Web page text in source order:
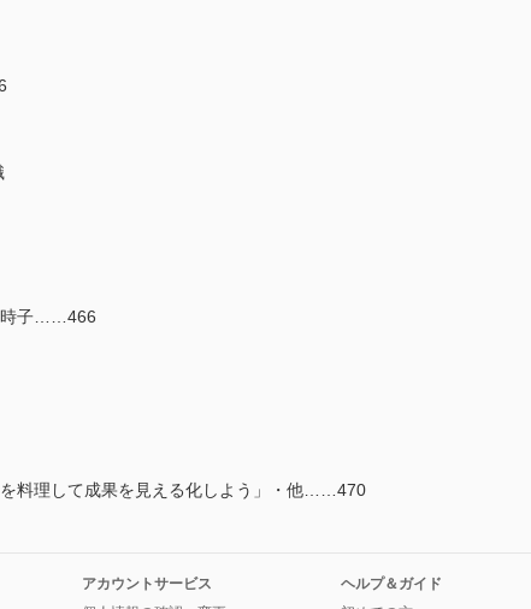
時子……466
料理して成果を見える化しよう」・他……470
アカウントサービス
ヘルプ＆ガイド